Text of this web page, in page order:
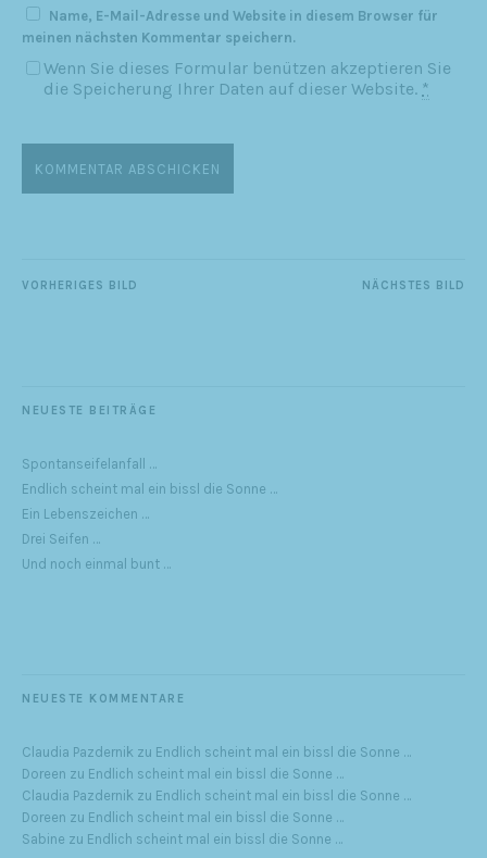
Name, E-Mail-Adresse und Website in diesem Browser für
meinen nächsten Kommentar speichern.
Wenn Sie dieses Formular benützen akzeptieren Sie
die Speicherung Ihrer Daten auf dieser Website. *
NÄCHSTES BILD
VORHERIGES BILD
NEUESTE BEITRÄGE
Spontanseifelanfall …
Endlich scheint mal ein bissl die Sonne …
Ein Lebenszeichen …
Drei Seifen …
Und noch einmal bunt …
NEUESTE KOMMENTARE
Claudia Pazdernik zu Endlich scheint mal ein bissl die Sonne …
Doreen zu Endlich scheint mal ein bissl die Sonne …
Claudia Pazdernik zu Endlich scheint mal ein bissl die Sonne …
Doreen zu Endlich scheint mal ein bissl die Sonne …
Sabine zu Endlich scheint mal ein bissl die Sonne …